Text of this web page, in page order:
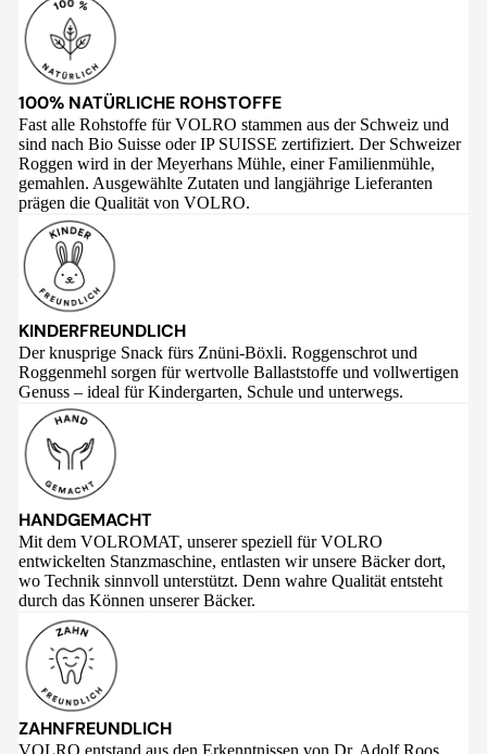
100% NATÜRLICHE ROHSTOFFE
Fast alle Rohstoffe für VOLRO stammen aus der Schweiz und
sind nach Bio Suisse oder IP SUISSE zertifiziert. Der Schweizer
Roggen wird in der Meyerhans Mühle, einer Familienmühle,
gemahlen. Ausgewählte Zutaten und langjährige Lieferanten
prägen die Qualität von VOLRO.
KINDERFREUNDLICH
Der knusprige Snack fürs Znüni-Böxli. Roggenschrot und
Roggenmehl sorgen für wertvolle Ballaststoffe und vollwertigen
Genuss – ideal für Kindergarten, Schule und unterwegs.
HANDGEMACHT
Mit dem VOLROMAT, unserer speziell für VOLRO
entwickelten Stanzmaschine, entlasten wir unsere Bäcker dort,
wo Technik sinnvoll unterstützt. Denn wahre Qualität entsteht
durch das Können unserer Bäcker.
ZAHNFREUNDLICH
VOLRO entstand aus den Erkenntnissen von Dr. Adolf Roos,